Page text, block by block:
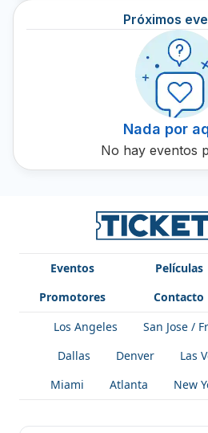
Cada espectáculo de Dj Moreno
que te envuelve en un ambiente
vibraciones positivas. Compra tus
en Ticketón y prepárate para una
música y diversión. No dejes
este talentoso Dj en acción y
mano su magia musical.
Próximos
Nada por
No hay eventos
Eventos Películas
Promotores
Contacto
Los Angeles
San Jose /
Dallas
Denver Las
Miami
Atlanta New